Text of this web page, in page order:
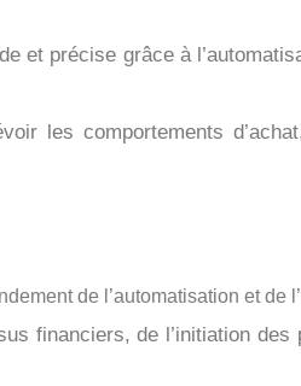
et précise grâce à
les comportements
de l’automatisation et de
financiers, de l’initiation